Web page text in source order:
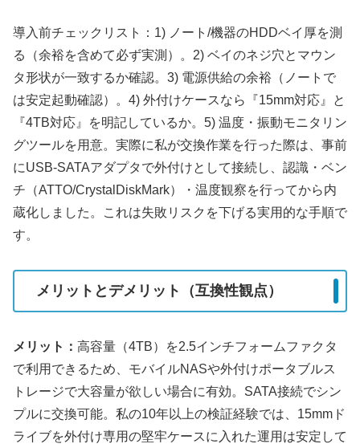
導入前チェックリスト：1) ノート/機器のHDDベイ厚を測
る（余裕を含めて必ず実測）。2) ベイのネジ穴とマウン
タ形状が一致するか確認。3) 電源供給の余裕（ノートで
は安定起動確認）。4) 外付けケースなら『15mm対応』と
『4TB対応』を明記しているか。5) 温度・振動モニタリン
グツールを用意。実際に私が交換作業を行った際は、事前
にUSB-SATAアダプタで外付けとして接続し、認識・ベン
チ（ATTO/CrystalDiskMark）・温度観察を行ってから内
蔵化しました。これは失敗リスクを下げる実用的な手順で
す。
メリットとデメリット（互換性観点）
メリット： 高容量（4TB）を2.5インチフォームファクタ
で利用できるため、モバイルNASや外付けポータブルス
トレージで大容量が欲しい場合に有効。SATA接続でシン
プルに交換可能。私の10年以上の検証経験では、15mmド
ライブを外付け専用の堅牢ケースに入れた運用は安定して